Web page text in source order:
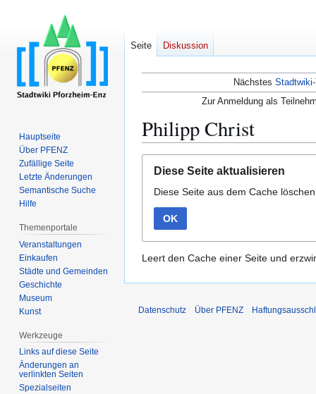
Nächstes
Zur Anmeldung als
Philipp Christ
Navigation
springen
Suche
springen
Diese Seite aktualisieren
Diese Seite aus dem Cache
OK
Leert den Cache einer Seite und
Seite Diskussion
Hauptseite
Über PFENZ
Zufällige Seite
Letzte Änderungen
Semantische Suche
Hilfe
Themenportale
Veranstaltungen
Einkaufen
Städte und Gemeinden
Geschichte
Museum
Kunst
Werkzeuge
Links auf diese Seite
Änderungen an
verlinkten Seiten
Spezialseiten
Datenschutz Über PFENZ